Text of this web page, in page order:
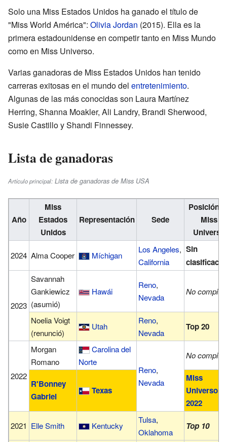
Solo una Miss Estados Unidos ha ganado el título de
"Miss World América": Olivia Jordan (2015). Ella es la
primera estadounidense en competir tanto en Miss Mundo
como en Miss Universo.
Varias ganadoras de Miss Estados Unidos han tenido
carreras exitosas en el mundo del entretenimiento.
Algunas de las más conocidas son Laura Martínez
Herring, Shanna Moakler, Ali Landry, Brandi Sherwood,
Susie Castillo y Shandi Finnessey.
Lista de ganadoras
Artículo principal: Lista de ganadoras de Miss USA
Año
Miss
Estados
Unidos
Representación Sede
Posición
Miss
Universo
2024 Alma Cooper Míchigan
Los Angeles,
California
Sin
2023
Savannah
Gankiewicz
(asumió)
Hawái
Reno,
Nevada
No compitió
Noelia Voigt
(renunció)
Utah
Reno,
Nevada
Top 20
2022
Morgan
Romano
Carolina del
Norte
Reno,
Nevada
No compitió
R'Bonney
Gabriel
Texas
Miss
Universo
2022
2021 Elle Smith Kentucky
Tulsa,
Oklahoma
Top 10